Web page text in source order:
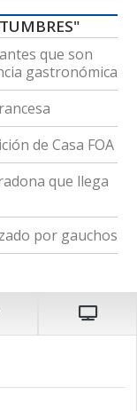
que son
gastronómica
de Casa FOA
que llega
por gauchos